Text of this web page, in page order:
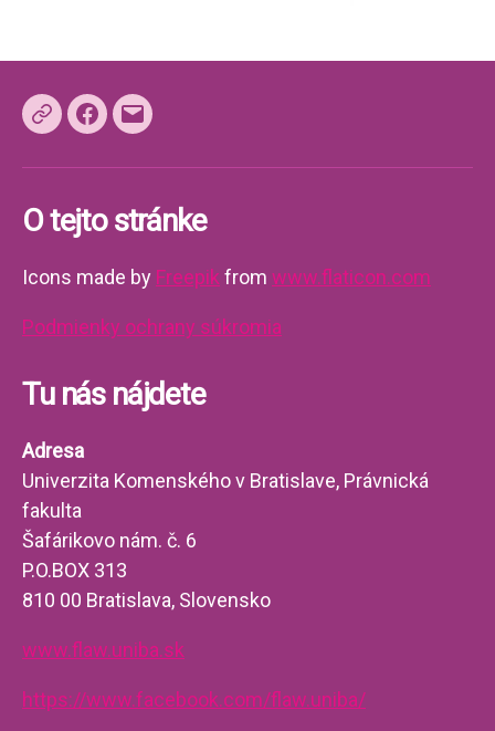
Facebook
E-
O tejto stránke
Icons made by Freepik from www.flaticon.com
Podmienky ochrany súkromia
Tu nás nájdete
Adresa
Univerzita Komenského v Bratislave, Právnická
fakulta
Šafárikovo nám. č. 6
P.O.BOX 313
810 00 Bratislava, Slovensko
www.flaw.uniba.sk
https://www.facebook.com/flaw.uniba/